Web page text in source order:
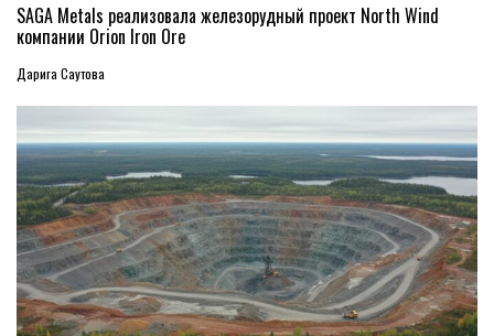
SAGA Metals реализовала железорудный проект North Wind
компании Orion Iron Ore
Дарига Саутова